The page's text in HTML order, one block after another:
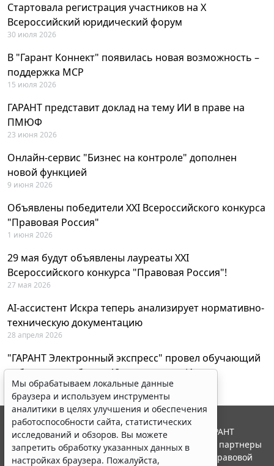
Стартовала регистрация участников на X
Всероссийский юридический форум
30 июля 2026
В "Гарант Коннект" появилась новая возможность –
поддержка MCP
15 июля 2026
ГАРАНТ представит доклад на тему ИИ в праве на
ПМЮФ
23 июня 2026
Онлайн-сервис "Бизнес на контроле" дополнен
новой функцией
9 июня 2026
Объявлены победители XXI Всероссийского конкурса
"Правовая Россия"
1 июня 2026
29 мая будут объявлены лауреаты XXI
Всероссийского конкурса "Правовая Россия"!
27 мая 2026
AI-ассистент Искра теперь анализирует нормативно-
техническую документацию
28 апреля 2026
"ГАРАНТ Электронный экспресс" провел обучающий
вебинар по работе с AI-ассистентом Искра
23 апреля 2026
Мы обрабатываем локальные данные
браузера и используем инструменты
аналитики в целях улучшения и обеспечения
работоспособности сайта, статистических
исследований и обзоров. Вы можете
запретить обработку указанных данных в
настройках браузера. Пожалуйста,
© ООО "НПП "ГАРАНТ-СЕРВИС", 2026. Система ГАРАНТ
выпускается с 1990 года. Компания "Гарант" и ее партнеры
являются участниками Российской ассоциации правовой